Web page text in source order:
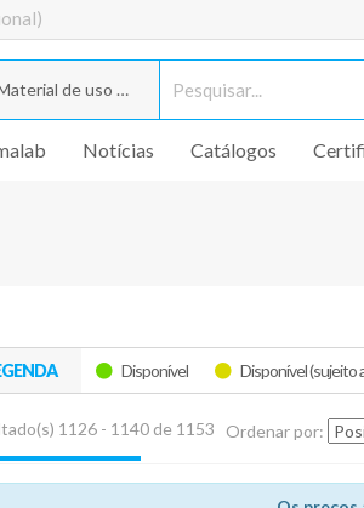
de uso geral
Notícias Catálogos
Disponível Disponível (sujeito
1126 - 1140 de 1153 Ordenar por: